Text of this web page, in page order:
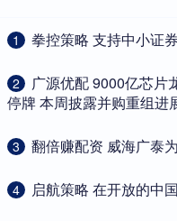
1 拳控策略 支持中小证
2
广源优配 9000亿芯片
停牌 本周披露并购重组进
3 翻倍赚配资 威海广泰
4 启航策略 在开放的中